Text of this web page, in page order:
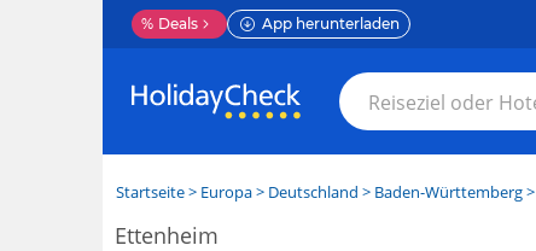
% Deals App herunterladen
Startseite> Europa> Deutschland > Baden-Württemberg>
Ettenheim